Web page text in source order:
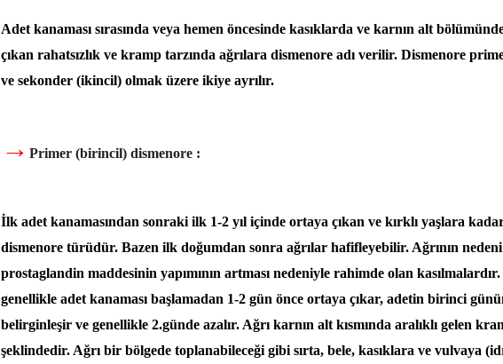
Adet kanaması sırasında veya hemen öncesinde kasıklarda ve karnın alt
çıkan rahatsızlık ve kramp tarzında ağrılara dismenore adı verilir. Dismenore
ve sekonder (ikincil) olmak üzere ikiye ayrılır.
→ Primer (birincil) dismenore :
İlk adet kanamasından sonraki ilk 1-2 yıl içinde ortaya çıkan ve kırklı yaşlara
dismenore türüdür. Bazen ilk doğumdan sonra ağrılar hafifleyebilir. Ağrının nedeni
prostaglandin maddesinin yapımının artması nedeniyle rahimde olan kasılmalardır.
genellikle adet kanaması başlamadan 1-2 gün önce ortaya çıkar, adetin birinci
belirginleşir ve genellikle 2.günde azalır. Ağrı karnın alt kısmında aralıklı gelen
şeklindedir. Ağrı bir bölgede toplanabileceği gibi sırta, bele, kasıklara ve vulvaya